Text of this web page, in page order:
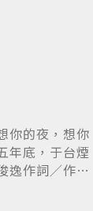
你的夜，想你
年底，于台煙
逸作詞／作